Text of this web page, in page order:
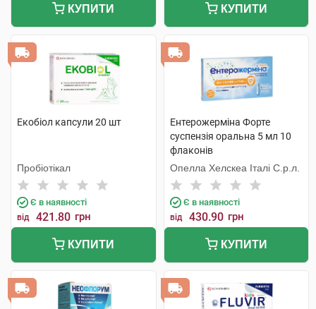
КУПИТИ КУПИТИ
Екобіол капсули 20 шт
Пробіотікал
Є в наявності
від 421.80 грн
КУПИТИ
Ентерожерміна Форте
суспензія оральна 5 мл 10
флаконів
Опелла Хелскеа Італі С.р.л.
Є в наявності
від 430.90 грн
КУПИТИ